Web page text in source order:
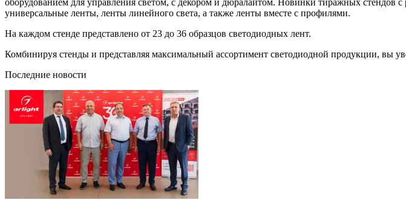
универсальные ленты, ленты линейного света, а также ленты вместе с профилями.
На каждом стенде представлено от 23 до 36 образцов светодиодных лент.
Комбинируя стенды и представляя максимальный ассортимент светодиодной продукции, вы
Последние новости